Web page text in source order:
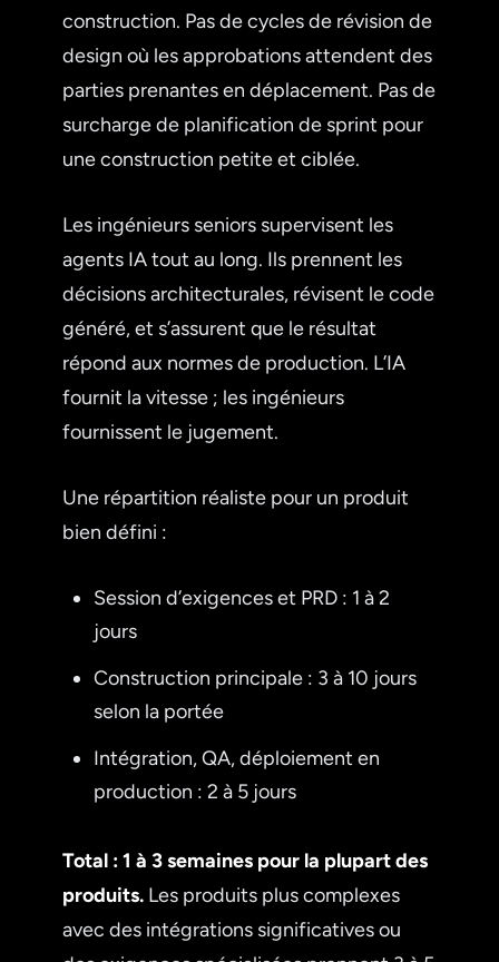
construction. Pas de cycles de révision de
design où les approbations attendent des
parties prenantes en déplacement. Pas de
surcharge de planification de sprint pour
une construction petite et ciblée.
Les ingénieurs seniors supervisent les
agents IA tout au long. Ils prennent les
décisions architecturales, révisent le code
généré, et s’assurent que le résultat
répond aux normes de production. L’IA
fournit la vitesse ; les ingénieurs
fournissent le jugement.
Une répartition réaliste pour un produit
bien défini :
Session d’exigences et PRD : 1 à 2
jours
Construction principale : 3 à 10 jours
selon la portée
Intégration, QA, déploiement en
production : 2 à 5 jours
Total : 1 à 3 semaines pour la plupart des
produits. Les produits plus complexes
avec des intégrations significatives ou